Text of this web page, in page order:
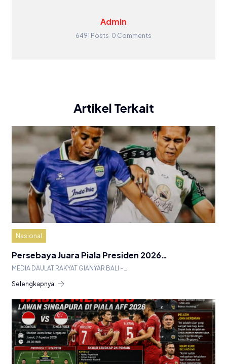
Admin
6491 Posts 0 Comments
Artikel Terkait
Nasional
Persebaya Juara Piala Presiden 2026…
MEDIA DAULAT RAKYAT GIANYAR BALI –…
Selengkapnya